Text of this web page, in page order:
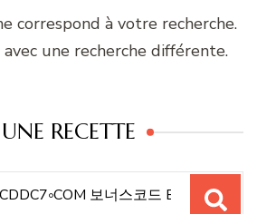
correspond à votre recherche.
une recherche différente.
RECETTE